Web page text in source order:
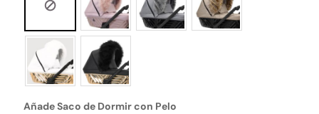
Añade Saco de Dormir con Pelo